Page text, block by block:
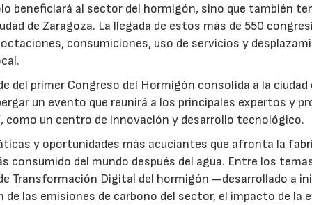
beneficiará al sector del hormigón, sino que también
de Zaragoza. La llegada de estos más de 550
consumiciones, uso de servicios y
del primer Congreso del Hormigón consolida a la
un evento que reunirá a los principales expertos y
como un centro de innovación y desarrollo tecnológico.
y oportunidades más acuciantes que afronta la
consumido del mundo después del agua. Entre los
Transformación Digital del hormigón —desarrollado a
las emisiones de carbono del sector, el impacto de la